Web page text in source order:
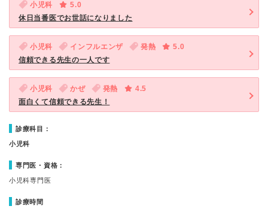
小児科
5.0
休日当番医でお世話になりました
小児科 インフルエンザ 発熱
5.0
信頼できる先生の一人です
小児科 かぜ 発熱
4.5
面白くて信頼できる先生！
診療科目：
小児科
専門医・資格：
小児科専門医
診療時間